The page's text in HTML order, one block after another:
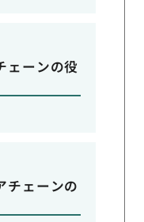
ェーンの役
チェーンの